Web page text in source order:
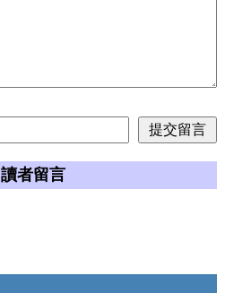
讀者留言